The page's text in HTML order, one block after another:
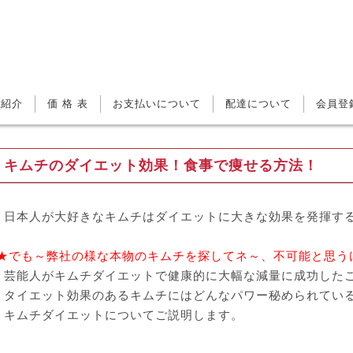
介 価 格 表 お支払いについて 配達について 会員登
キムチのダイエット効果！食事で痩せる方法！
本人が大好きなキムチはダイエットに大きな効果を発揮す
でも～弊社の様な本物のキムチを探してネ～、不可能と思う
能人がキムチダイエットで健康的に大幅な減量に成功した
イエット効果のあるキムチにはどんなパワー秘められてい
ムチダイエットについてご説明します。